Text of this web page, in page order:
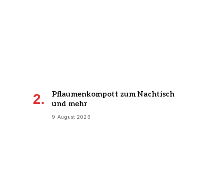
Pflaumenkompott zum Nachtisch
und mehr
9 August 2026